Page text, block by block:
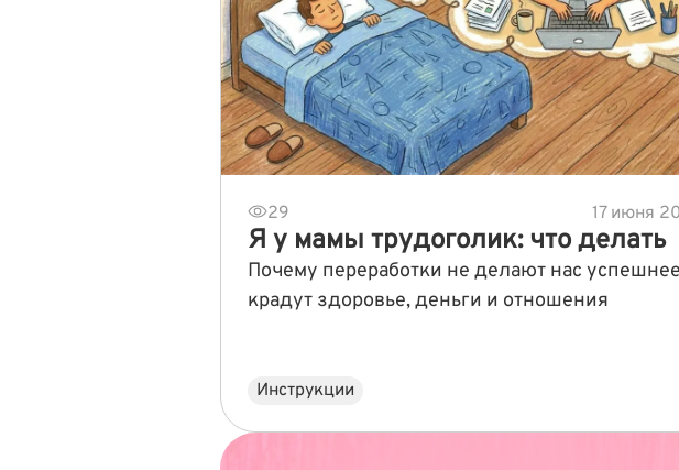
29 17 июня
Я у мамы трудоголик: что делать
Почему переработки не делают нас
крадут здоровье, деньги и отношения
Инструкции